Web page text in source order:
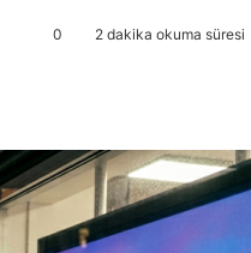
0 2 dakika okuma süresi